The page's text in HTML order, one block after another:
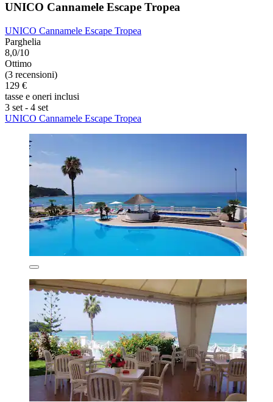
UNICO Cannamele Escape Tropea
UNICO Cannamele Escape Tropea
Parghelia
8,0/10
Ottimo
(3 recensioni)
129 €
tasse e oneri inclusi
3 set - 4 set
UNICO Cannamele Escape Tropea